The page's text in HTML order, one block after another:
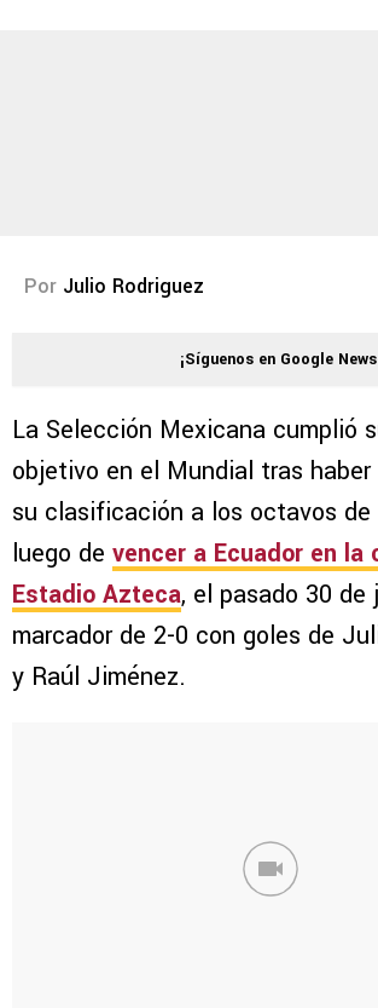
Por Julio Rodriguez
¡Síguenos en Google
La Selección Mexicana cumplió
objetivo en el Mundial tras haber
su clasificación a los octavos
luego de vencer a Ecuador en la
Estadio Azteca, el pasado 30 de
marcador de 2-0 con goles de
y Raúl Jiménez.